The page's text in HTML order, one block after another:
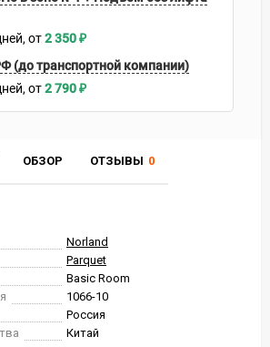
ОБЗОР ОТЗЫВЫ 0
Norland
Parquet
Basic Room
1066-10
Россия
Китай
2 350₽
(до транспортной компании)
2 790₽